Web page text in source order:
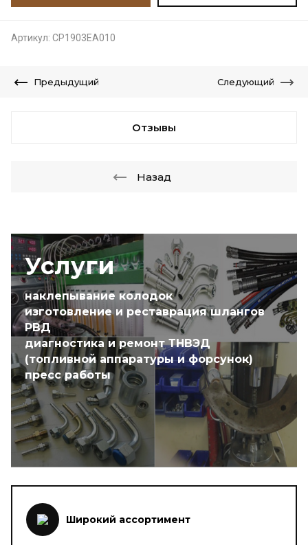
Услуги
наклепывание колодок
изготовление и реставрация шлангов
РВД
диагностика и ремонт ТНВЭД
(топливной аппаратуры и форсунок)
пресс работы
Артикул: СР1903ЕА010
Предыдущий Следующий
Отзывы
Назад
Широкий ассортимент